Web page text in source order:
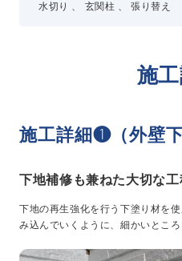
水切り 、 玄関柱 、 張り替え
施
施工詳細❶（外壁下
下地補修も兼ねた大切な
下地の再生強化を行う下塗り材を
み込んでいくように、細かいところ